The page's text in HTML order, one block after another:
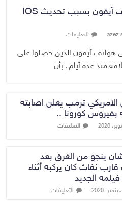
مشكلات خطيرة فى هواتف آيفون بسبب تحديث IOS
azez التعليقات
هواتف آيفون الذين حصلوا على
الامريكي ترمب يعلن اصابته
بفيروس كورونا ..
التعليقات
ينجو من الغرق بعد
قارب نفاث كان يركبه أثناء
الجديد
التعليقات